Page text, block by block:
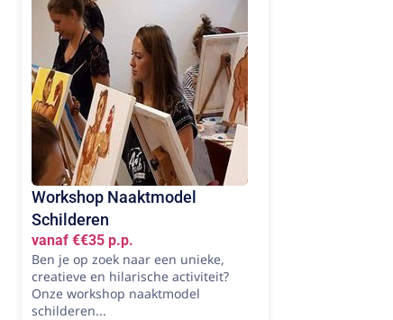
Workshop Naaktmodel
Schilderen
vanaf €€35 p.p.
Ben je op zoek naar een unieke,
creatieve en hilarische activiteit?
Onze workshop naaktmodel
schilderen...